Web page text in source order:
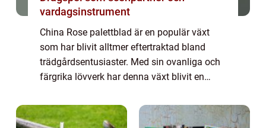
vardagsinstrument
China Rose palettblad är en populär växt
som har blivit alltmer eftertraktad bland
trädgårdsentusiaster. Med sin ovanliga och
färgrika lövverk har denna växt blivit en
iögonfallande trädgårdskompositioner. I
denn...